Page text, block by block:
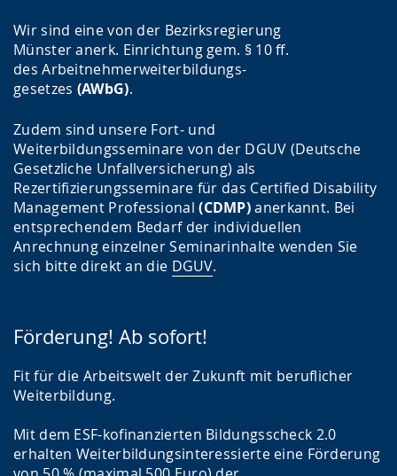
Wir sind eine von der Bezirksregierung
Münster anerk. Einrichtung gem. § 10 ff.
des Arbeitnehmerweiterbildungs-
gesetzes (AWbG).
Zudem sind unsere Fort- und
Weiterbildungsseminare von der DGUV (Deutsche
Gesetzliche Unfallversicherung) als
Rezertifizierungsseminare für das Certified Disability
Management Professional (CDMP)anerkannt. Bei
entsprechendem Bedarf der individuellen
Anrechnung einzelner Seminarinhalte wenden Sie
sich bitte direkt an die DGUV.
Förderung! Ab sofort!
Fit für die Arbeitswelt der Zukunft mit beruflicher
Weiterbildung.
Mit dem ESF-kofinanzierten Bildungsscheck 2.0
erhalten Weiterbildungsinteressierte eine Förderung